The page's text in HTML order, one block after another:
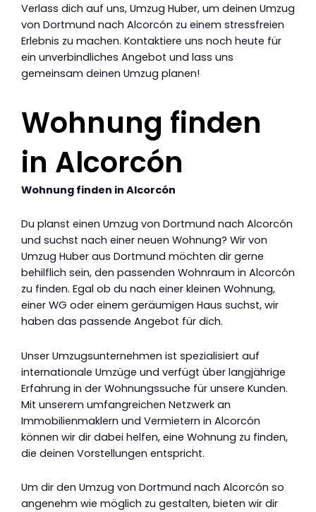
Verlass dich auf uns, Umzug Huber, um deinen Umzug
von Dortmund nach Alcorcón zu einem stressfreien
Erlebnis zu machen. Kontaktiere uns noch heute für
ein unverbindliches Angebot und lass uns
gemeinsam deinen Umzug planen!
Wohnung finden
in Alcorcón
Wohnung finden in Alcorcón
Du planst einen Umzug von Dortmund nach Alcorcón
und suchst nach einer neuen Wohnung? Wir von
Umzug Huber aus Dortmund möchten dir gerne
behilflich sein, den passenden Wohnraum in Alcorcón
zu finden. Egal ob du nach einer kleinen Wohnung,
einer WG oder einem geräumigen Haus suchst, wir
haben das passende Angebot für dich.
Unser Umzugsunternehmen ist spezialisiert auf
internationale Umzüge und verfügt über langjährige
Erfahrung in der Wohnungssuche für unsere Kunden.
Mit unserem umfangreichen Netzwerk an
Immobilienmaklern und Vermietern in Alcorcón
können wir dir dabei helfen, eine Wohnung zu finden,
die deinen Vorstellungen entspricht.
Um dir den Umzug von Dortmund nach Alcorcón so
angenehm wie möglich zu gestalten, bieten wir dir